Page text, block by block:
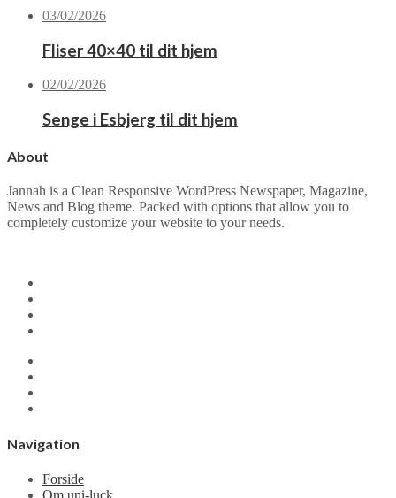
03/02/2026
Fliser 40×40 til dit hjem
02/02/2026
Senge i Esbjerg til dit hjem
About
Jannah is a Clean Responsive WordPress Newspaper, Magazine,
News and Blog theme. Packed with options that allow you to
completely customize your website to your needs.
Navigation
Forside
Om uni-luck